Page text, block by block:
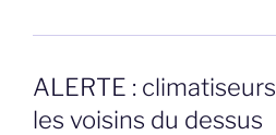
ALERTE :
les voisins du dessus